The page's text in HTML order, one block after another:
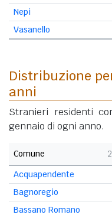
Nepi
Vasanello
Distribuzione
anni
Stranieri residenti
gennaio di ogni anno.
Comune
Acquapendente
Bagnoregio
Bassano Romano